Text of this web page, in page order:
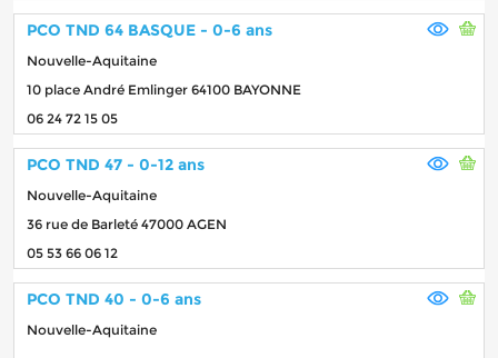
PCO TND 64 BASQUE - 0-6 ans
Nouvelle-Aquitaine
10 place André Emlinger 64100 BAYONNE
06 24 72 15 05
PCO TND 47 - 0-12 ans
Nouvelle-Aquitaine
36 rue de Barleté 47000 AGEN
05 53 66 06 12
PCO TND 40 - 0-6 ans
Nouvelle-Aquitaine